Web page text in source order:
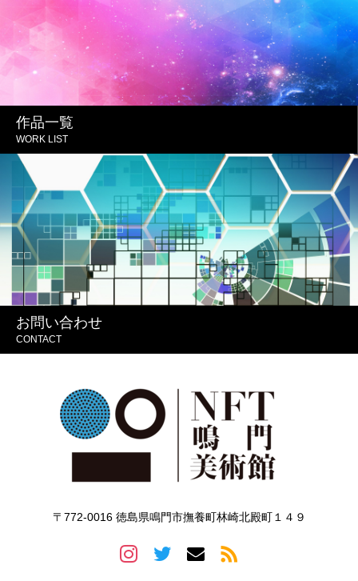
作品一覧
WORK LIST
お問い合わせ
CONTACT
〒772-0016 徳島県鳴門市撫養町林崎北殿町１４９